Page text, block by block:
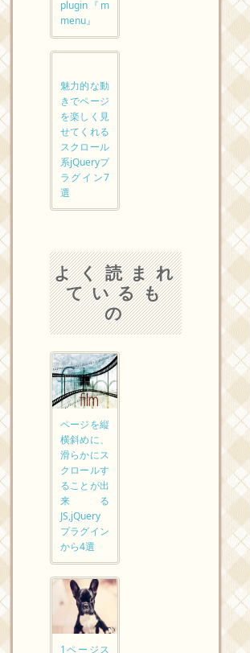
plugin『m
menu』
魅力的な動
きでページ
を楽しく見
せてくれる
スクロール
系jQueryプ
ラグイン7
選
よく読まれ
ているも
の
ページを縦
横斜めに、
滑らかにス
クロールす
ることが出
来る
JS,jQuery
プラグイン
から4選
1ページス